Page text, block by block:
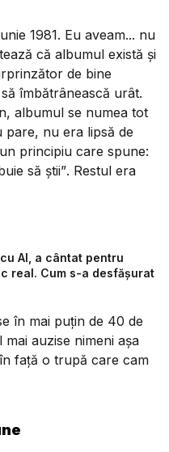
1981. Eu aveam... nu
că albumul există și
de bine
îmbătrânească urât.
albumul se numea tot
nu era lipsă de
principiu care spune:
să știi”. Restul era
AI, a cântat pentru
real. Cum s-a desfășurat
în mai puțin de 40 de
auzise nimeni aşa
față o trupă care cam